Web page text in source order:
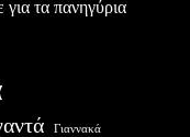
για τα πανηγύρια
Γιαννακά